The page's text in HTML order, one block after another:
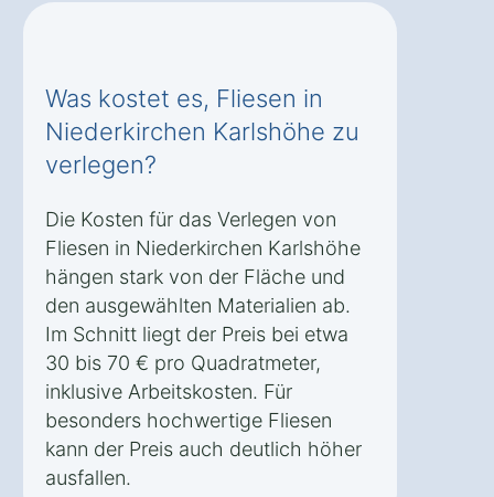
Was kostet es, Fliesen in
Niederkirchen Karlshöhe zu
verlegen?
Die Kosten für das Verlegen von
Fliesen in Niederkirchen Karlshöhe
hängen stark von der Fläche und
den ausgewählten Materialien ab.
Im Schnitt liegt der Preis bei etwa
30 bis 70 € pro Quadratmeter,
inklusive Arbeitskosten. Für
besonders hochwertige Fliesen
kann der Preis auch deutlich höher
ausfallen.